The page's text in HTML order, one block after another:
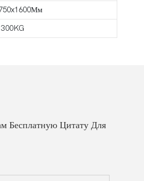
300KG
Бесплатную Цитату Для